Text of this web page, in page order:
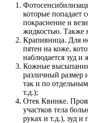
которые попадает
покраснение и
жидкостью. Также
Крапивница. Для
пятен на коже,
наблюдается зуд
Кожные
различный размер
так и по
т.д.);
Отек Квинке.
участков тела
руках и т.д.), зуд и